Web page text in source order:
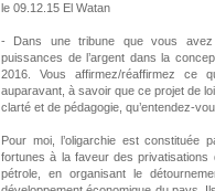
le 09.12.15 El Watan
- Dans une tribune que vous avez
puissances de l’argent dans la
2016. Vous affirmez/réaffirmez ce
auparavant, à savoir que ce projet de
clarté et de pédagogie, qu’entendez-
Pour moi, l’oligarchie est constituée
fortunes à la faveur des privatisations
pétrole, en organisant le